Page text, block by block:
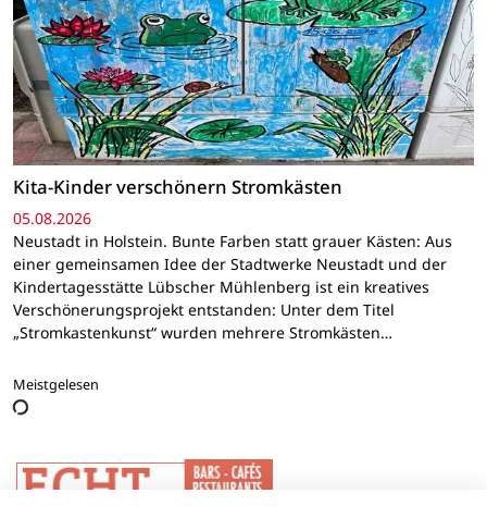
Kita-Kinder verschönern Stromkästen
05.08.2026
Neustadt in Holstein. Bunte Farben statt grauer Kästen: Aus
einer gemeinsamen Idee der Stadtwerke Neustadt und der
Kindertagesstätte Lübscher Mühlenberg ist ein kreatives
Verschönerungsprojekt entstanden: Unter dem Titel
„Stromkastenkunst“ wurden mehrere Stromkästen…
Meistgelesen